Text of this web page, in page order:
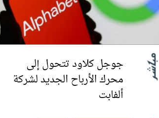
جوجل كلاود تتحول إلى
محرك الأرباح الجديد لشركة
ألفابت